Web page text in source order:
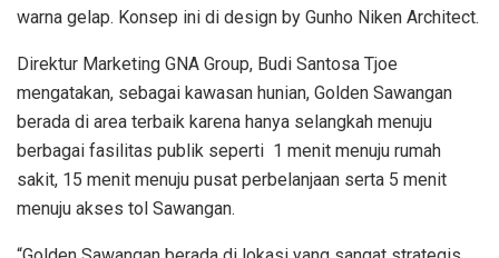
warna gelap. Konsep ini di design by Gunho Niken Architect.
Direktur Marketing GNA Group, Budi Santosa Tjoe
mengatakan, sebagai kawasan hunian, Golden Sawangan
berada di area terbaik karena hanya selangkah menuju
berbagai fasilitas publik seperti 1 menit menuju rumah
sakit, 15 menit menuju pusat perbelanjaan serta 5 menit
menuju akses tol Sawangan.